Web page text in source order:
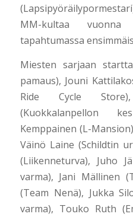
MM-kultaa
tapahtumassa
Miesten sarjaan
pamaus), Jouni
Ride Cycle
(Kuokkalanpellon
Kemppainen (L-
Väinö Laine (Schildtin
(Liikenneturva), Juho
varma), Jani Mällinen
(Team Nenä), Jukka
varma), Touko Ruth